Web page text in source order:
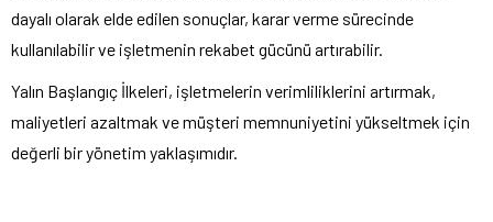
dayalı olarak elde edilen sonuçlar, karar verme sürecinde
kullanılabilir ve işletmenin rekabet gücünü artırabilir.
Yalın Başlangıç İlkeleri, işletmelerin verimliliklerini artırmak,
maliyetleri azaltmak ve müşteri memnuniyetini yükseltmek için
değerli bir yönetim yaklaşımıdır.